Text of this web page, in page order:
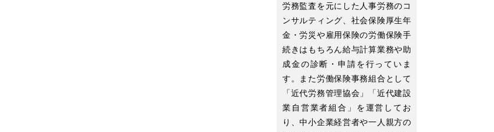
労務監査を元にした人事労務のコ
ンサルティング、社会保険厚生年
金・労災や雇用保険の労働保険手
続きはもちろん給与計算業務や助
成金の診断・申請を行っていま
す。また労働保険事務組合として
「近代労務管理協会」「近代建設
業自営業者組合」を運営してお
り、中小企業経営者や一人親方の